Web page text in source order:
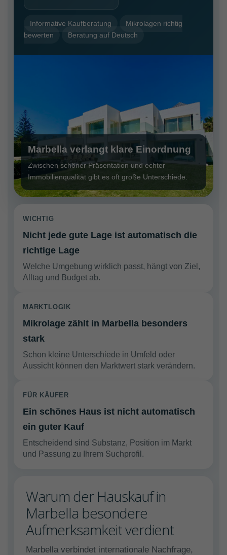
Informative Kaufberatung
Mikrolagen richtig
bewerten
Beratung auf Deutsch
Marbella verlangt klare Einordnung
Zwischen schöner Präsentation und echter
Immobilienqualität gibt es oft große Unterschiede.
WICHTIG
Nicht jede gute Lage ist automatisch die
richtige Lage
Welche Umgebung wirklich passt, hängt von Ziel,
Alltag und Budget ab.
MARKTLOGIK
Mikrolage zählt in Marbella besonders
stark
Schon kleine Unterschiede in Umfeld oder
Aussicht können den Marktwert stark verändern.
FÜR KÄUFER
Ein schönes Haus ist nicht automatisch
ein guter Kauf
Entscheidend sind Substanz, Position im Markt
und Passung zu Ihrem Suchprofil.
Warum der Hauskauf in
Marbella besondere
Aufmerksamkeit verdient
Marbella verbindet internationale Nachfrage,